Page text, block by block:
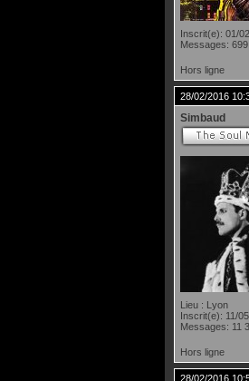
Inscrit(e): 01/
Messages: 699
Hors ligne
28/02/2016
Simbaud
Lieu : Lyon
Inscrit(e): 11/
Messages: 11
Hors ligne
28/02/2016